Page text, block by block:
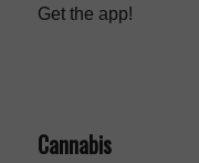
Get the app!
Cannabis